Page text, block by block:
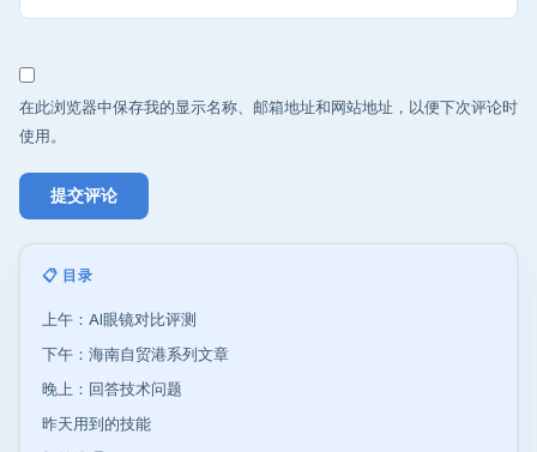
在此浏览器中保存我的显示名称、邮箱地址和网站地址，以便下次评论时
使用。
📋 目录
上午：AI眼镜对比评测
下午：海南自贸港系列文章
晚上：回答技术问题
昨天用到的技能